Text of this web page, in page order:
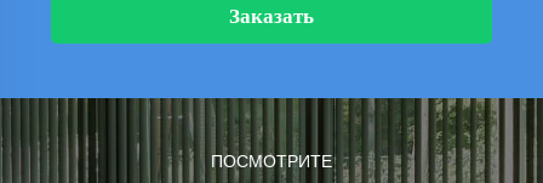
Заказать
ПОСМОТРИТЕ